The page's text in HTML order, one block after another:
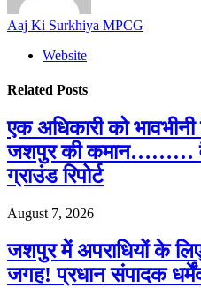
Aaj Ki Surkhiya MPCG
Website
Related Posts
एक अधिकारी को
जशपुर की कमान………
ग्राउंड रिपोर्ट
August 7, 2026
जशपुर में अपराधियों के
जगह! प्रधान संपादक